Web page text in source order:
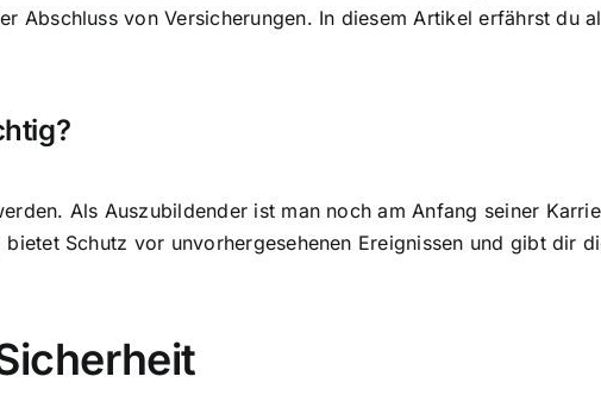
Abschluss von Versicherungen. In diesem Artikel erfährst du
Als Auszubildender ist man noch am Anfang seiner
bietet Schutz vor unvorhergesehenen Ereignissen und gibt dir